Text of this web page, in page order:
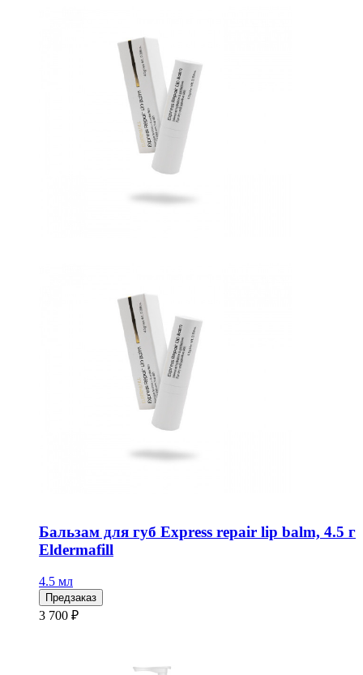
Бальзам для губ Express repair lip balm, 4.5 г
Eldermafill
4.5 мл
Предзаказ
3 700 ₽